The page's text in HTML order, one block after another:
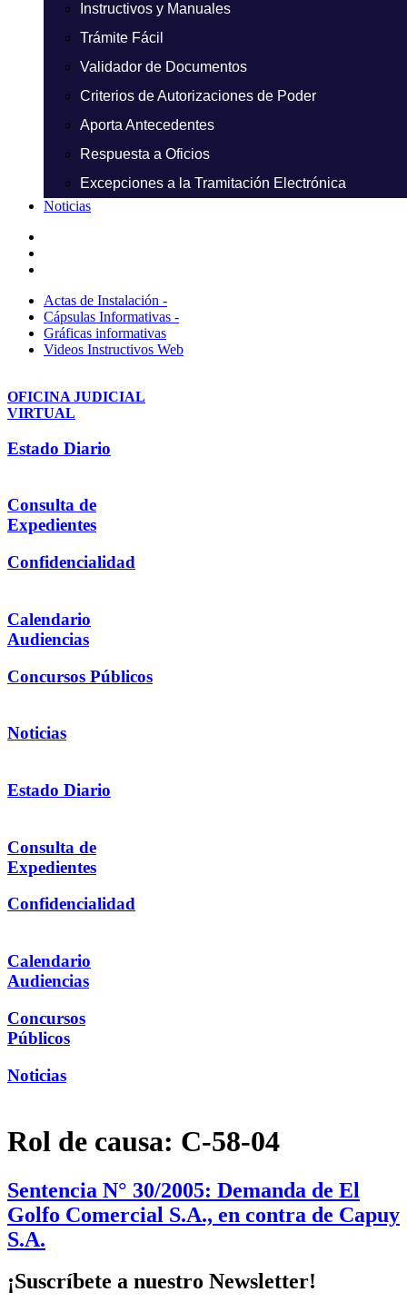
Instructivos y Manuales
Trámite Fácil
Validador de Documentos
Criterios de Autorizaciones de Poder
Aporta Antecedentes
Respuesta a Oficios
Excepciones a la Tramitación Electrónica
Noticias
Actas de Instalación -
Cápsulas Informativas -
Gráficas informativas
Videos Instructivos Web
OFICINA JUDICIAL
VIRTUAL
Estado Diario
Consulta de
Expedientes
Confidencialidad
Calendario
Audiencias
Concursos Públicos
Noticias
Estado Diario
Consulta de
Expedientes
Confidencialidad
Calendario
Audiencias
Concursos
Públicos
Noticias
Rol de causa: C-58-04
Sentencia N° 30/2005: Demanda de El
Golfo Comercial S.A., en contra de Capuy
S.A.
¡Suscríbete a nuestro Newsletter!